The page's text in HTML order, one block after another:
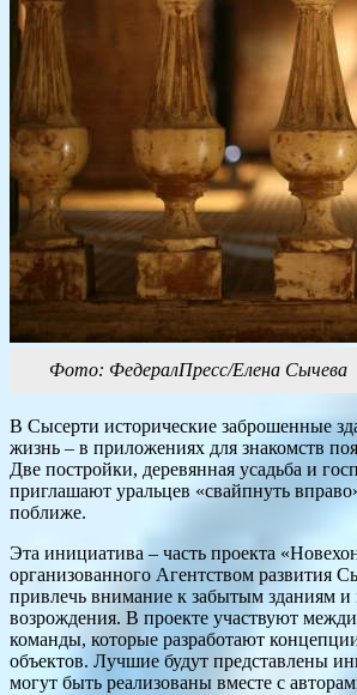
Фото: ФедералПресс/Елена Сычева
В Сысерти исторические заброшенные
жизнь – в приложениях для знакомств
Две постройки, деревянная усадьба и
приглашают уральцев «свайпнуть
поближе.
Эта инициатива – часть проекта
организованного Агентством развития
привлечь внимание к забытым зданиям и
возрождения. В проекте участвуют
команды, которые разработают
объектов. Лучшие будут представлены
могут быть реализованы вместе с